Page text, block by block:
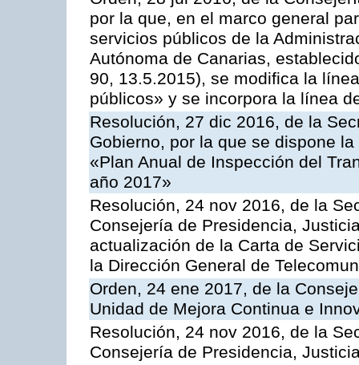
por la que, en el marco general
servicios públicos de la
Autónoma de Canarias,
90, 13.5.2015), se modifica la
públicos» y se incorpora la línea
Resolución, 27 dic 2016, de la
Gobierno, por la que se dispone
«Plan Anual de Inspección del
año 2017»
Resolución, 24 nov 2016, de la
Consejería de Presidencia,
actualización de la Carta de
la Dirección General de
Orden, 24 ene 2017, de la
Unidad de Mejora Continua e
Resolución, 24 nov 2016, de la
Consejería de Presidencia,